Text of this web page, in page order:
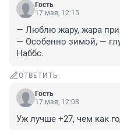
Гость
17 мая, 12:15
— Люблю жару, жара
— Особенно зимой, —
Наббс.
ОТВЕТИТЬ
Гость
17 мая, 12:08
Уж лучше +27, чем как